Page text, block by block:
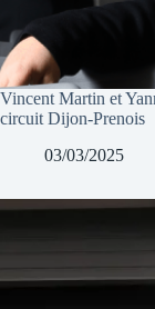
Vincent Martin et
circuit Dijon-Prenois
03/03/2025